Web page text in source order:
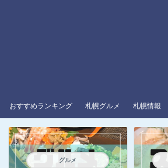
おすすめランキング 札幌グルメ 札幌情報
グルメ